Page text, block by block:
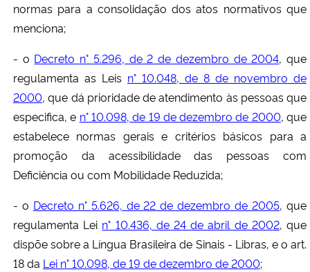
normas para a consolidação dos atos normativos que
menciona;
- o Decreto n° 5.296, de 2 de dezembro de 2004, que
regulamenta as Leis n° 10.048, de 8 de novembro de
2000, que dá prioridade de atendimento às pessoas que
especifica, e n° 10.098, de 19 de dezembro de 2000, que
estabelece normas gerais e critérios básicos para a
promoção da acessibilidade das pessoas com
Deficiência ou com Mobilidade Reduzida;
- o Decreto n° 5.626, de 22 de dezembro de 2005, que
regulamenta Lei n° 10.436, de 24 de abril de 2002, que
dispõe sobre a Língua Brasileira de Sinais - Libras, e o art.
18 da Lei n° 10.098, de 19 de dezembro de 2000;